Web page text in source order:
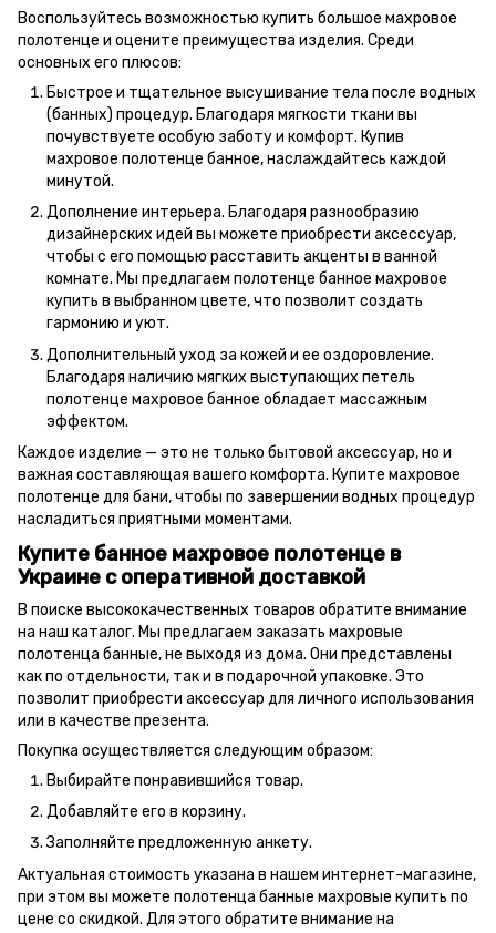
Воспользуйтесь возможностью купить большое махровое
полотенце и оцените преимущества изделия. Среди
основных его плюсов:
Быстрое и тщательное высушивание тела после водных
(банных) процедур. Благодаря мягкости ткани вы
почувствуете особую заботу и комфорт. Купив
махровое полотенце банное, наслаждайтесь каждой
минутой.
Дополнение интерьера. Благодаря разнообразию
дизайнерских идей вы можете приобрести аксессуар,
чтобы с его помощью расставить акценты в ванной
комнате. Мы предлагаем полотенце банное махровое
купить в выбранном цвете, что позволит создать
гармонию и уют.
Дополнительный уход за кожей и ее оздоровление.
Благодаря наличию мягких выступающих петель
полотенце махровое банное обладает массажным
эффектом.
Каждое изделие — это не только бытовой аксессуар, но и
важная составляющая вашего комфорта. Купите махровое
полотенце для бани, чтобы по завершении водных процедур
насладиться приятными моментами.
Купите банное махровое полотенце в
Украине с оперативной доставкой
В поиске высококачественных товаров обратите внимание
на наш каталог. Мы предлагаем заказать махровые
полотенца банные, не выходя из дома. Они представлены
как по отдельности, так и в подарочной упаковке. Это
позволит приобрести аксессуар для личного использования
или в качестве презента.
Покупка осуществляется следующим образом:
Выбирайте понравившийся товар.
Добавляйте его в корзину.
Заполняйте предложенную анкету.
Актуальная стоимость указана в нашем интернет-магазине,
при этом вы можете полотенца банные махровые купить по
цене со скидкой. Для этого обратите внимание на